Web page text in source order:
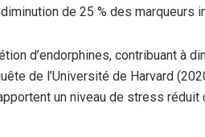
de 25 % des marqueurs
d’endorphines, contribuant à
de l’Université de Harvard
un niveau de stress réduit